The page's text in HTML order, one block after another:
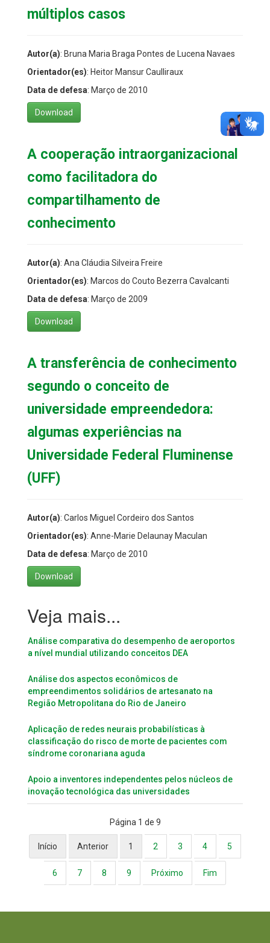
múltiplos casos
Autor(a): Bruna Maria Braga Pontes de Lucena Navaes
Orientador(es): Heitor Mansur Caulliraux
Data de defesa: Março de 2010
Download
A cooperação intraorganizacional
como facilitadora do
compartilhamento de
conhecimento
Autor(a): Ana Cláudia Silveira Freire
Orientador(es): Marcos do Couto Bezerra Cavalcanti
Data de defesa: Março de 2009
Download
A transferência de conhecimento
segundo o conceito de
universidade empreendedora:
algumas experiências na
Universidade Federal Fluminense
(UFF)
Autor(a): Carlos Miguel Cordeiro dos Santos
Orientador(es): Anne-Marie Delaunay Maculan
Data de defesa: Março de 2010
Download
Análise comparativa do desempenho de aeroportos
a nível mundial utilizando conceitos DEA
Análise dos aspectos econômicos de
empreendimentos solidários de artesanato na
Região Metropolitana do Rio de Janeiro
Aplicação de redes neurais probabilísticas à
classificação do risco de morte de pacientes com
síndrome coronariana aguda
Apoio a inventores independentes pelos núcleos de
inovação tecnológica das universidades
Página 1 de 9
Início Anterior 1 2 3 4 5
6 7 8 9 Próximo Fim